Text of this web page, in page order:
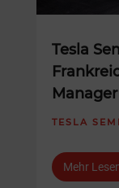
Tesla
Manager
TESLA SEMI
Mehr